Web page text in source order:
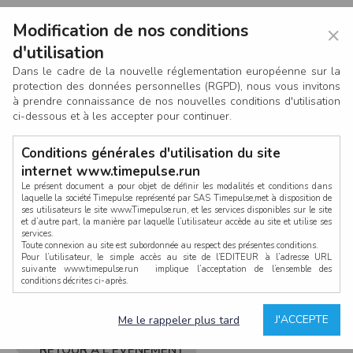
CONNEXION
RETOUR À L'ÉVÈNEMENT
×
Modification de nos conditions
d'utilisation
Dans le cadre de la nouvelle réglementation européenne sur la
protection des données personnelles (RGPD), nous vous invitons
à prendre connaissance de nos nouvelles conditions d'utilisation
ci-dessous et à les accepter pour continuer.
Conditions générales d'utilisation du site
internet www.timepulse.run
Le présent document a pour objet de définir les modalités et conditions dans
laquelle la société Timepulse représenté par SAS Timepulse,met à disposition de
ses utilisateurs le site www.Timepulse.run, et les services disponibles sur le site
et d’autre part, la manière par laquelle l’utilisateur accède au site et utilise ses
services.
Toute connexion au site est subordonnée au respect des présentes conditions.
Pour l’utilisateur, le simple accès au site de l’EDITEUR à l’adresse URL
suivante www.timepulse.run implique l’acceptation de l’ensemble des
conditions décrites ci-après.
La structure générale du site www.timepulse.run, par quelque procédé que ce
soit, sans l'autorisation préalable et par écrit de Fourcherot Mickael et/ou de ses
J'ACCEPTE
Me le rappeler plus tard